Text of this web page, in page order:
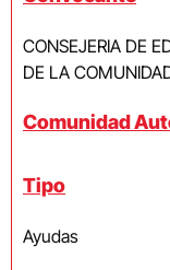
CONSEJERIA DE
DE LA
Comunidad
Tipo
Ayudas